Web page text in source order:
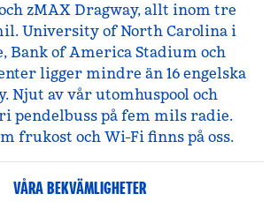
zMAX Dragway, allt inom tre
University of North Carolina i
Bank of America Stadium och
ligger mindre än 16 engelska
Njut av vår utomhuspool och
pendelbuss på fem mils radie.
frukost och Wi-Fi finns på oss.
VÅRA BEKVÄMLIGHETER